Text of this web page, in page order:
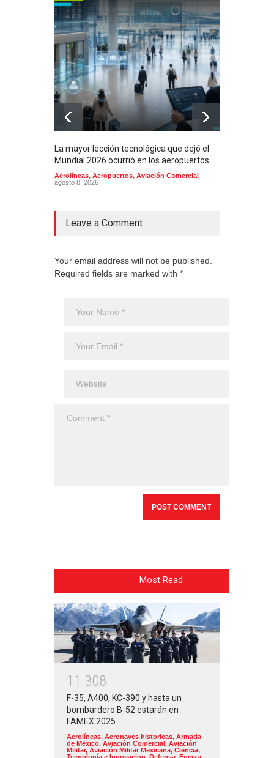
La mayor lección tecnológica que dejó el
Mundial 2026 ocurrió en los aeropuertos
Aerolíneas, Aeropuertos, Aviación Comercial
agosto 8, 2026
Leave a Comment
Your email address will not be published.
Required fields are marked with *
Most Read
1 1 308
F-35, A400, KC-390 y hasta un
bombardero B-52 estarán en
FAMEX 2025
Aerolíneas, Aeronaves historicas, Armada
de México, Aviación Comercial, Aviación
Militar, Aviación Militar Mexicana, Ciencia,